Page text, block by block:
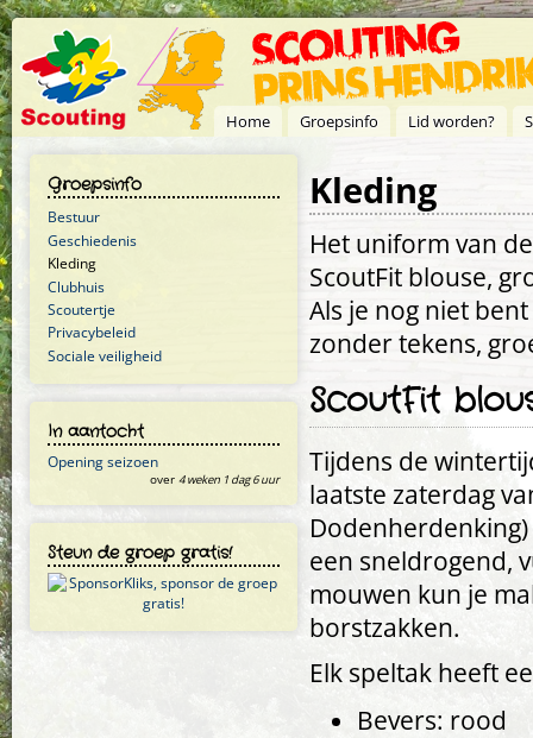
Overslaan en naar de inhoud gaan
Home Groepsinfo Lid worden?
Groepsinfo
Bestuur
Geschiedenis
Kleding
Clubhuis
Scoutertje
Privacybeleid
Sociale veiligheid
In aantocht
Opening seizoen
over 4 weken 1 dag 6 uur
Steun de groep gratis!
Kleding
Het uniform van
ScoutFit blouse,
Als je nog niet
zonder tekens,
ScoutFit
Tijdens de
laatste zaterdag
een sneldrogend,
mouwen kun je
borstzakken.
Elk speltak heeft
Bevers: rood